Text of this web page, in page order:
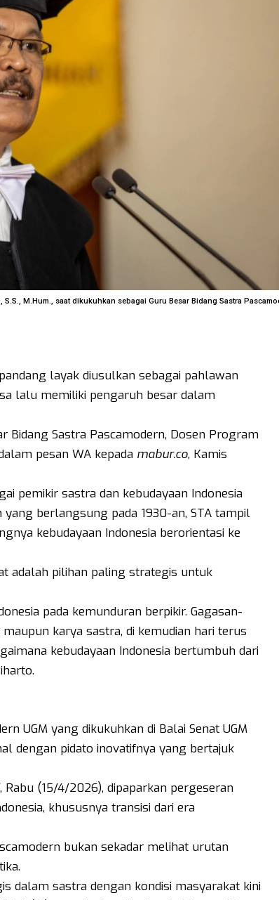
M.Hum., saat dikukuhkan sebagai Guru Besar Bidang Sastra
layak diusulkan sebagai pahlawan
lalu memiliki pengaruh besar dalam
Bidang Sastra Pascamodern, Dosen Program
pesan WA kepada mabur.co, Kamis
pemikir sastra dan kebudayaan Indonesia
berlangsung pada 1930-an, STA tampil
kebudayaan Indonesia berorientasi ke
adalah pilihan paling strategis untuk
pada kemunduran berpikir. Gagasan-
karya sastra, di kemudian hari terus
kebudayaan Indonesia bertumbuh dari
UGM yang dikukuhkan di Balai Senat UGM
dengan pidato inovatifnya yang bertajuk
, Rabu (15/4/2026), dipaparkan pergeseran
khususnya transisi dari era
bukan sekadar melihat urutan
dalam sastra dengan kondisi masyarakat kini